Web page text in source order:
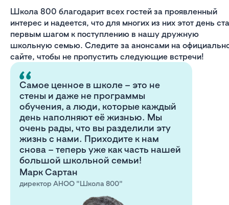
Школа 800 благодарит всех гостей за проявленный
интерес и надеется, что для многих из них этот день
первым шагом к поступлению в нашу дружную
школьную семью. Следите за анонсами на
сайте, чтобы не пропустить следующие встречи!
Самое ценное в школе – это не
стены и даже не программы
обучения, а люди, которые каждый
день наполняют её жизнью. Мы
очень рады, что вы разделили эту
жизнь с нами. Приходите к нам
снова – теперь уже как часть нашей
большой школьной семьи!
Марк Сартан
директор АНОО "Школа 800"